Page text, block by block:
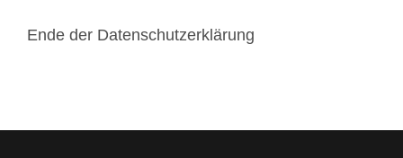
Ende der Datenschutzerklärung